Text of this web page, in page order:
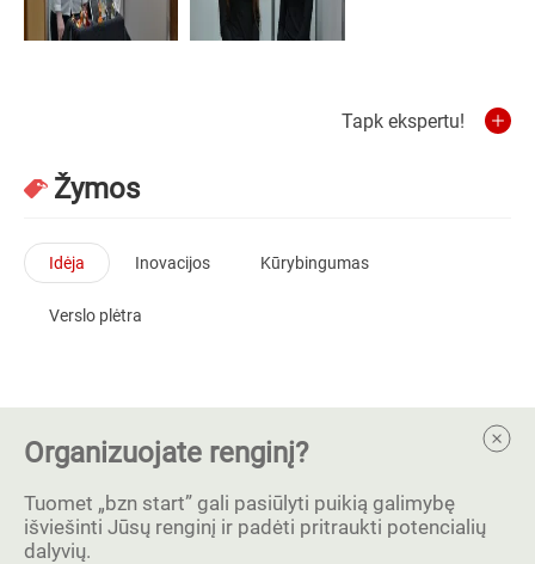
Tapk ekspertu!
Žymos
Idėja Inovacijos Kūrybingumas
Verslo plėtra
Organizuojate renginį?
Tuomet „bzn start” gali pasiūlyti puikią galimybę
išviešinti Jūsų renginį ir padėti pritraukti potencialių
dalyvių.